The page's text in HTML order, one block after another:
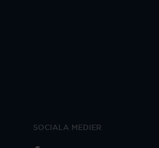
SOCIALA MEDIER